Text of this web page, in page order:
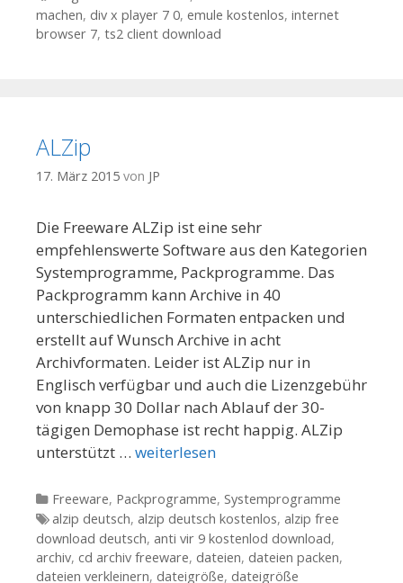
machen, div x player 7 0, emule kostenlos, internet
browser 7, ts2 client download
ALZip
17. März 2015 von JP
Die Freeware ALZip ist eine sehr
empfehlenswerte Software aus den Kategorien
Systemprogramme, Packprogramme. Das
Packprogramm kann Archive in 40
unterschiedlichen Formaten entpacken und
erstellt auf Wunsch Archive in acht
Archivformaten. Leider ist ALZip nur in
Englisch verfügbar und auch die Lizenzgebühr
von knapp 30 Dollar nach Ablauf der 30-
tägigen Demophase ist recht happig. ALZip
unterstützt … weiterlesen
Kategorien
Freeware, Packprogramme, Systemprogramme
Tags
alzip deutsch, alzip deutsch kostenlos, alzip free
download deutsch, anti vir 9 kostenlod download,
archiv, cd archiv freeware, dateien, dateien packen,
dateien verkleinern, dateigröße, dateigröße